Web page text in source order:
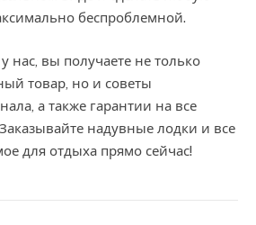
беспроблемной.
нас, вы получаете не только
товар, но и советы
а также гарантии на все
надувные лодки и все
для отдыха прямо сейчас!